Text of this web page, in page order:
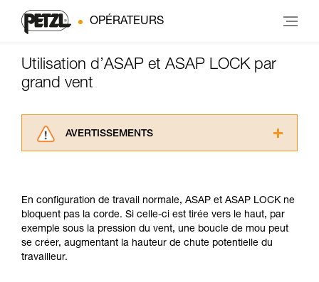
OPÉRATEURS
Utilisation d’ASAP et ASAP LOCK par
grand vent
AVERTISSEMENTS
informations de la notice technique pour
pouvoir comprendre ce complément
d’informations.
Maîtriser ces techniques nécessite une
formation et un entraînement spécifique. Validez
En configuration de travail normale, ASAP et ASAP LOCK ne
bloquent pas la corde. Si celle-ci est tirée vers le haut, par
exemple sous la pression du vent, une boucle de mou peut
se créer, augmentant la hauteur de chute potentielle du
travailleur.